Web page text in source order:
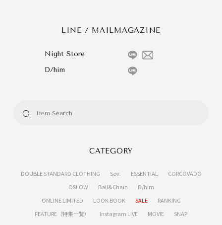
LINE / MAILMAGAZINE
Night Store
D/him
CATEGORY
DOUBLE STANDARD CLOTHING Sov. ESSENTIAL
CORCOVADO
OSLOW
Ball&Chain
D/him
ONLINE LIMITED
LOOK BOOK SALE
RANKING
FEATURE（特集一覧）
Instagram LIVE MOVIE SNAP